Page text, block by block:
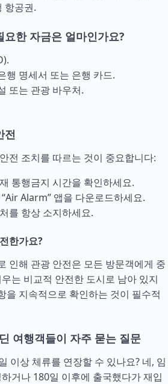
항공권.
한 자금은 얼마인가요?
행 명세서 또는 은행 카드.
또는 관광 바우처.
전
전 조치를 따르는 것이 중요합니다:
통행금지 시간을 확인하세요.
Alarm” 앱을 다운로드하세요.
를 항상 소지하세요.
한가요?
인해 관광 안전은 모든 방문객에게 중
는 비교적 안전한 도시로 남아 있지
을 지속적으로 확인하는 것이 필수적
여행객들이 자주 묻는 질문
이상 체류를 연장할 수 있나요? 네, 임
거나 180일 이후에 출국했다가 재입